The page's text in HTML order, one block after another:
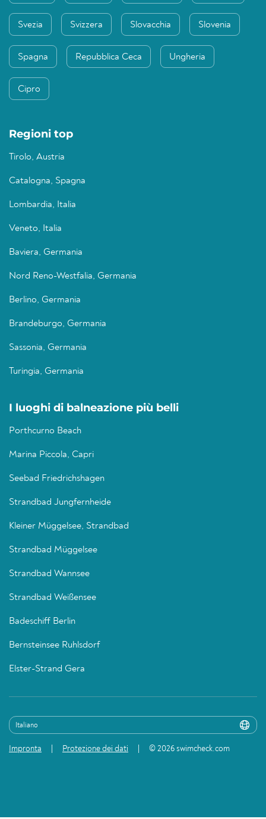
Svezia Svizzera Slovacchia Slovenia
Spagna Repubblica Ceca Ungheria
Cipro
Regioni top
Tirolo, Austria
Catalogna, Spagna
Lombardia, Italia
Veneto, Italia
Baviera, Germania
Nord Reno-Westfalia, Germania
Berlino, Germania
Brandeburgo, Germania
Sassonia, Germania
Turingia, Germania
I luoghi di balneazione più belli
Porthcurno Beach
Marina Piccola, Capri
Seebad Friedrichshagen
Strandbad Jungfernheide
Kleiner Müggelsee, Strandbad
Strandbad Müggelsee
Strandbad Wannsee
Strandbad Weißensee
Badeschiff Berlin
Bernsteinsee Ruhlsdorf
Elster-Strand Gera
Impronta Protezione dei dati © 2026 swimcheck.com